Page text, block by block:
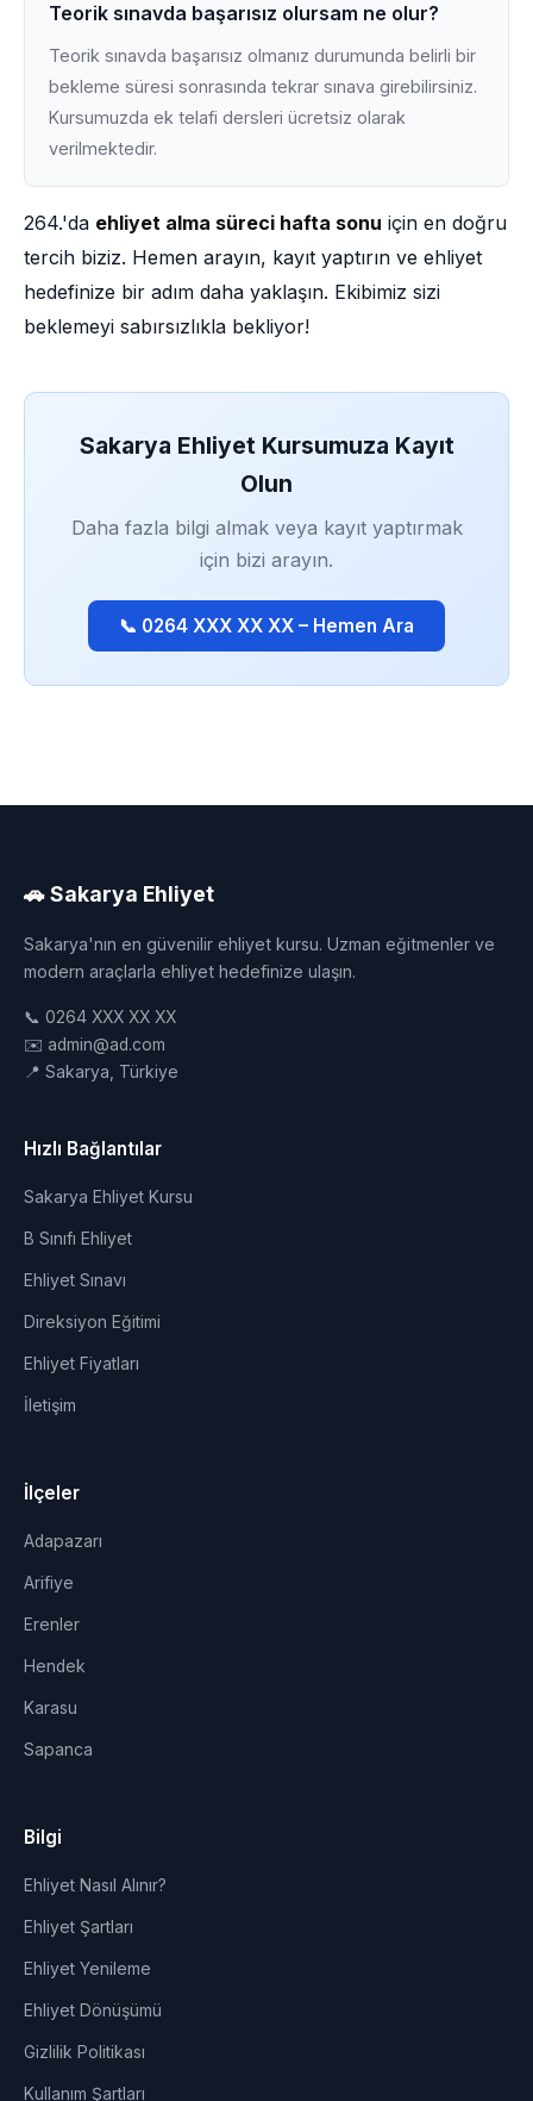
Teorik sınavda başarısız olursam ne olur?
Teorik sınavda başarısız olmanız durumunda belirli bir
bekleme süresi sonrasında tekrar sınava girebilirsiniz.
Kursumuzda ek telafi dersleri ücretsiz olarak
verilmektedir.
264.'da ehliyet alma süreci hafta sonu için en doğru
tercih biziz. Hemen arayın, kayıt yaptırın ve ehliyet
hedefinize bir adım daha yaklaşın. Ekibimiz sizi
beklemeyi sabırsızlıkla bekliyor!
Sakarya Ehliyet Kursumuza Kayıt
Olun
Daha fazla bilgi almak veya kayıt yaptırmak
için bizi arayın.
📞 0264 XXX XX XX – Hemen Ara
🚗 Sakarya Ehliyet
Sakarya'nın en güvenilir ehliyet kursu. Uzman eğitmenler ve
modern araçlarla ehliyet hedefinize ulaşın.
📞 0264 XXX XX XX
✉️ admin@ad.com
📍 Sakarya, Türkiye
Hızlı Bağlantılar
Sakarya Ehliyet Kursu
B Sınıfı Ehliyet
Ehliyet Sınavı
Direksiyon Eğitimi
Ehliyet Fiyatları
İletişim
İlçeler
Adapazarı
Arifiye
Erenler
Hendek
Karasu
Sapanca
Bilgi
Ehliyet Nasıl Alınır?
Ehliyet Şartları
Ehliyet Yenileme
Ehliyet Dönüşümü
Gizlilik Politikası
Kullanım Şartları